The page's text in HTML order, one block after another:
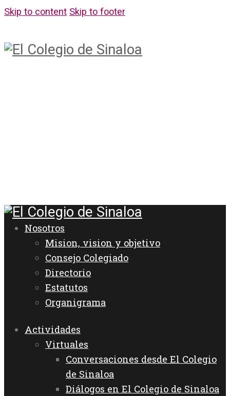
Skip to content Skip to footer
Nosotros
Mision, vision y objetivo
Consejo Colegiado
Directorio
Estatutos
Organigrama
Actividades
Virtuales
Conversaciones desde El Colegio
de Sinaloa
Diálogos en El Colegio de Sinaloa